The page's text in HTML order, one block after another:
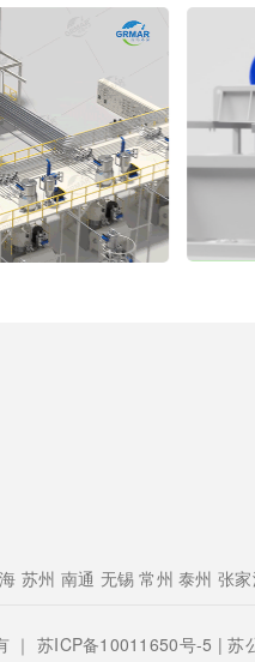
苏州 南通 无锡 常州 泰州 张
｜ 苏ICP备10011650号-5 | 苏